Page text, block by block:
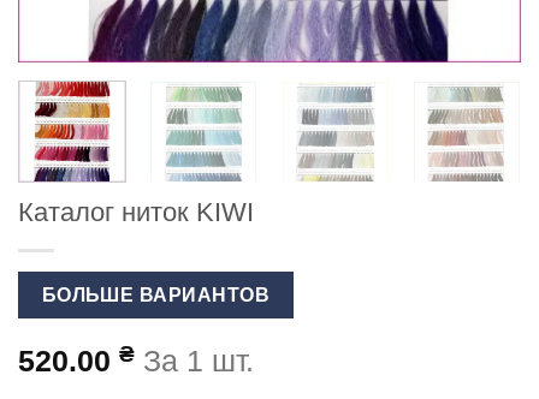
Каталог ниток KIWI
БОЛЬШЕ ВАРИАНТОВ
520.00 ₴ За 1 шт.